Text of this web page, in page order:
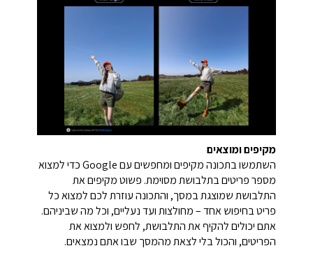
מקיפים ומוצאים
השתמשו בתכונה מקיפים ומחפשים עם Google כדי למצוא
מספר פריטים בתלבושת מסוימת. פשוט מקיפים את
התלבושת שמוצגת במסך, והתכונה עוזרת לכם למצוא כל
פריט בחיפוש אחד – מחולצות ועד נעליים, וכל מה שביניהם.
אתם יכולים להקיף את התלבושת, לחפש ולמצוא את
הפריטים, והכול בלי לצאת מהמסך שבו אתם נמצאים.